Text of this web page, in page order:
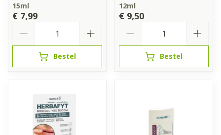
15ml
€ 7,99
Bestel
12ml
€ 9,50
Bestel